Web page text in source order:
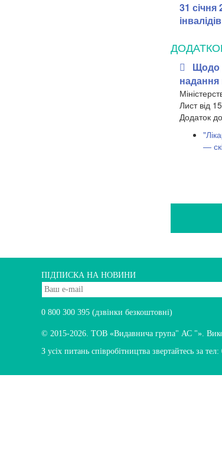
31
інвалідів
Щодо
надання
Лист від
Додаток
—
ПІДПИСКА НА НОВИНИ
0 800 300 395 (дзвінки безкоштовні)
© 2015-2026. ТОВ «Видавнича група" АС "».
З усіх питань співробітництва звертайтесь за тел: